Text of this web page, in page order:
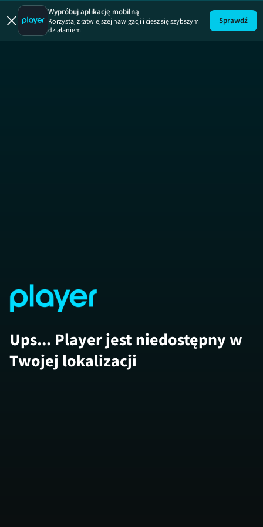
Wypróbuj aplikację mobilną
Korzystaj z łatwiejszej nawigacji i ciesz się szybszym
działaniem
Sprawdź
Ups... Player jest niedostępny w
Twojej lokalizacji